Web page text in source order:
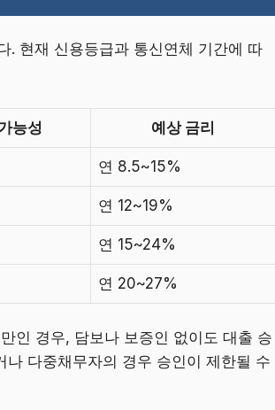
. 현재 신용등급과 통신연체 기간에 따
능성 예상 금리
연 8.5~15%
연 12~19%
연 15~24%
연 20~27%
인 경우, 담보나 보증인 없이도 대출 승
다중채무자의 경우 승인이 제한될 수